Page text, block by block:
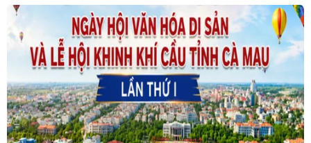
97% TPBanker khẳng định sẽ tiếp tục gắn
bó với TPBank trong nhiều năm
16/08/2022 13:37
Theo khảo sát của HR Asia, 95% cán bộ nhân viên